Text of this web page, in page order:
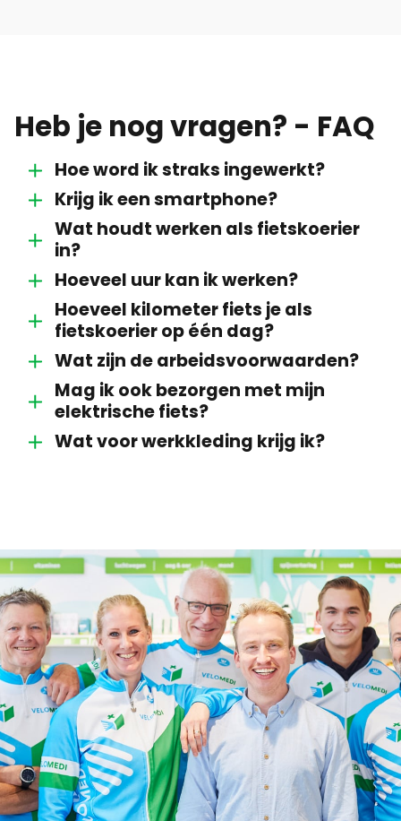
Heb je nog vragen? - FAQ
Hoe word ik straks ingewerkt?
Krijg ik een smartphone?
Wat houdt werken als fietskoerier
in?
Hoeveel uur kan ik werken?
Hoeveel kilometer fiets je als
fietskoerier op één dag?
Wat zijn de arbeidsvoorwaarden?
Mag ik ook bezorgen met mijn
elektrische fiets?
Wat voor werkkleding krijg ik?